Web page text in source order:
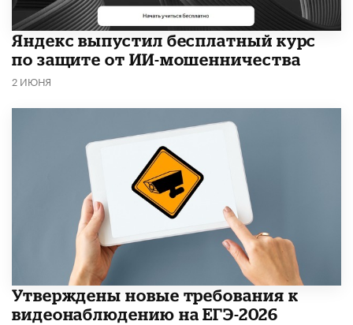
​Яндекс выпустил бесплатный курс
по защите от ИИ-мошенничества
2 ИЮНЯ
Утверждены новые требования к
видеонаблюдению на ЕГЭ-2026